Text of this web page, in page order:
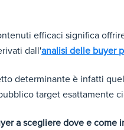
efficaci significa
dall'analisi delle buyer
determinante è infatti
target esattamente
a scegliere dove e come